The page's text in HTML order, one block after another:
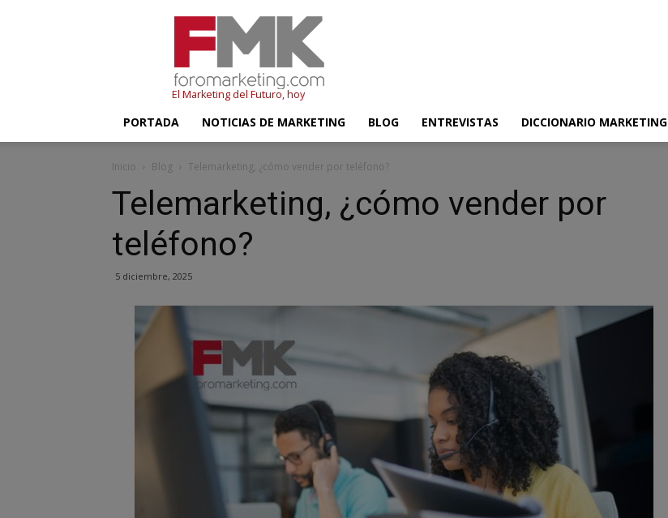
El Marketing del Futuro, hoy
PORTADA NOTICIAS DE MARKETING BLOG ENTREVISTAS DICCIONARIO MARKETING
Inicio Blog Telemarketing, ¿cómo vender por teléfono?
Telemarketing, ¿cómo vender por
teléfono?
5 diciembre, 2025